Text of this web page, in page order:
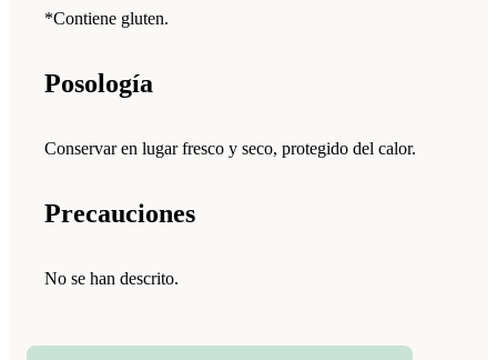
*Contiene gluten.
Posología
Conservar en lugar fresco y seco, protegido del calor.
Precauciones
No se han descrito.